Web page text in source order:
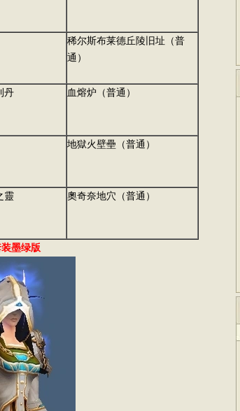
稀尔斯布莱德丘陵旧址（普
通）
丹 血熔炉（普通）
地獄火壁壘（普通）
靈 奧奇奈地穴（普通）
墨绿版